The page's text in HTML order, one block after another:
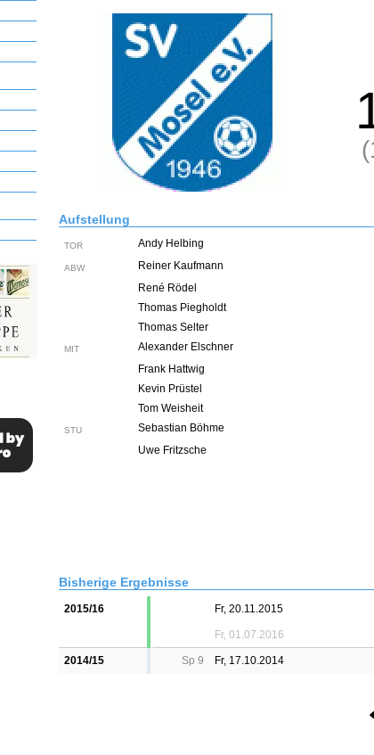
Aufstellung
TOR Andy Helbing
ABW
Reiner Kaufmann
René Rödel
Thomas Piegholdt
Thomas Selter
MIT
Alexander Elschner
Frank Hattwig
Kevin Prüstel
Tom Weisheit
STU
Sebastian Böhme
Uwe Fritzsche
Bisherige Ergebnisse
2015/16 Fr, 20.11.2015
Fr, 01.07.2016
2014/15 Sp 9 Fr, 17.10.2014